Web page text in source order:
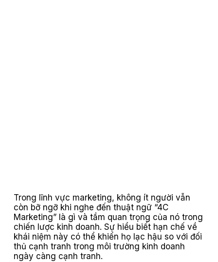
Trong lĩnh vực marketing, không ít người vẫn
còn bỡ ngỡ khi nghe đến thuật ngữ “4C
Marketing” là gì và tầm quan trọng của nó trong
chiến lược kinh doanh. Sự hiểu biết hạn chế về
khái niệm này có thể khiến họ lạc hậu so với đối
thủ cạnh tranh trong môi trường kinh doanh
ngày càng cạnh tranh.